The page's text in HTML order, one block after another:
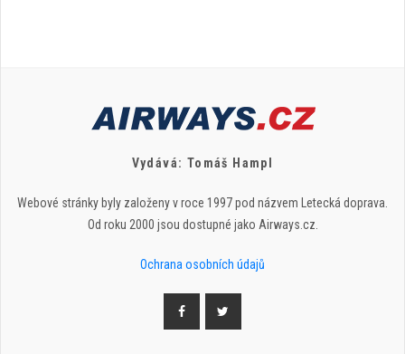
Vydává: Tomáš Hampl
Webové stránky byly založeny v roce 1997 pod názvem Letecká doprava.
Od roku 2000 jsou dostupné jako Airways.cz.
Ochrana osobních údajů